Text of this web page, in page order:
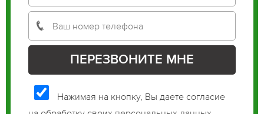
Нажимая на кнопку, Вы даете согласие